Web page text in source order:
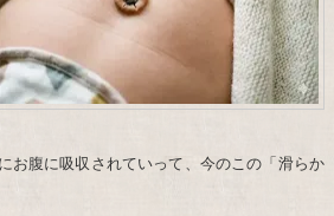
お腹に吸収されていって、今のこの「滑らか